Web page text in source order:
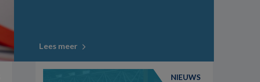
Lees meer
NIEUWS